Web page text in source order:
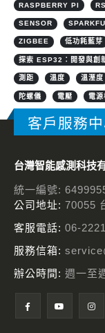
RASPBERRY PI
SENSOR
ZIGBEE 低功耗藍芽
探索 ESP32：開發與創
測距 溫度 溫溼度
陀螺儀 電壓 電源
客戶服務
台灣智能感測科技
統一編號:
公司地址: 70055
客服電話: 06-
服務信箱:
辦公時間: 週一至